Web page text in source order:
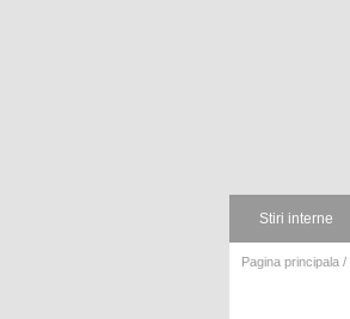
Stiri interne
Pagina principala /